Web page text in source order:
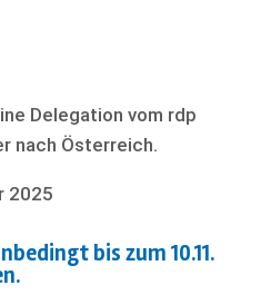
Delegation vom rdp
nach Österreich.
2025
bis zum 10.11.